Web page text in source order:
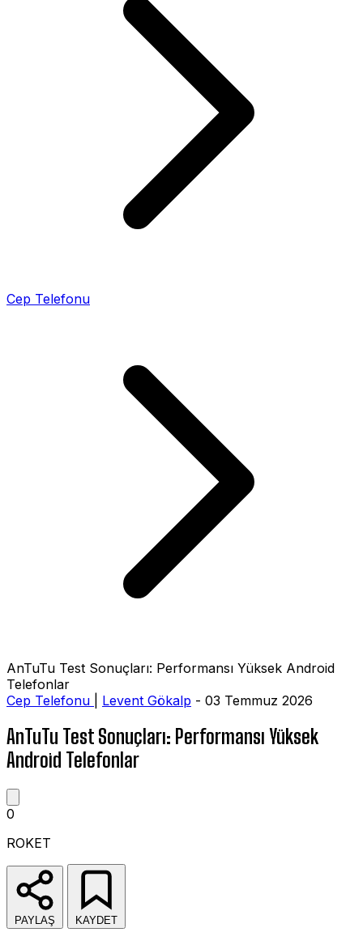
Cep Telefonu
AnTuTu Test Sonuçları: Performansı Yüksek Android
Telefonlar
Cep Telefonu
Levent Gökalp - 03 Temmuz 2026
AnTuTu Test Sonuçları: Performansı Yüksek
Android Telefonlar
0
ROKET
PAYLAŞ KAYDET